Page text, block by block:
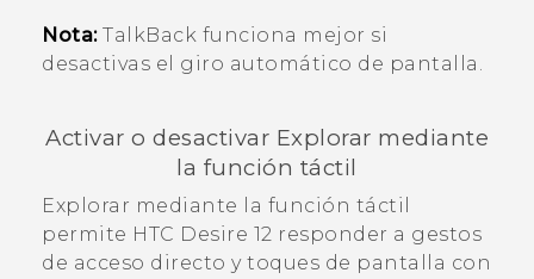
Nota: TalkBack funciona mejor si
desactivas el giro automático de pantalla.
Activar o desactivar Explorar mediante
la función táctil
Explorar mediante la función táctil
permite HTC Desire 12 responder a gestos
de acceso directo y toques de pantalla con